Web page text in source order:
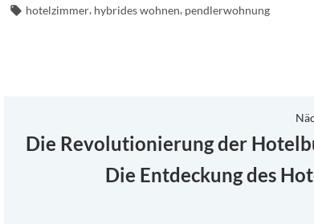
Schlagwörter:
hotelzimmer, hybrides wohnen, pendlerwohnung
Die Revolutionierung der
Die Entdeckung des